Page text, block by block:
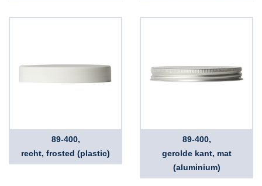
89-400,
recht, frosted (plastic)
89-400,
gerolde kant, mat
(aluminium)